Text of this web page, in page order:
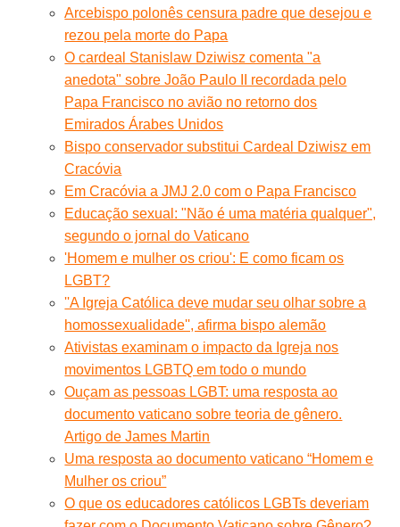
Arcebispo polonês censura padre que desejou e
rezou pela morte do Papa
O cardeal Stanislaw Dziwisz comenta "a
anedota" sobre João Paulo II recordada pelo
Papa Francisco no avião no retorno dos
Emirados Árabes Unidos
Bispo conservador substitui Cardeal Dziwisz em
Cracóvia
Em Cracóvia a JMJ 2.0 com o Papa Francisco
Educação sexual: "Não é uma matéria qualquer",
segundo o jornal do Vaticano
'Homem e mulher os criou': E como ficam os
LGBT?
''A Igreja Católica deve mudar seu olhar sobre a
homossexualidade'', afirma bispo alemão
Ativistas examinam o impacto da Igreja nos
movimentos LGBTQ em todo o mundo
Ouçam as pessoas LGBT: uma resposta ao
documento vaticano sobre teoria de gênero.
Artigo de James Martin
Uma resposta ao documento vaticano “Homem e
Mulher os criou”
O que os educadores católicos LGBTs deveriam